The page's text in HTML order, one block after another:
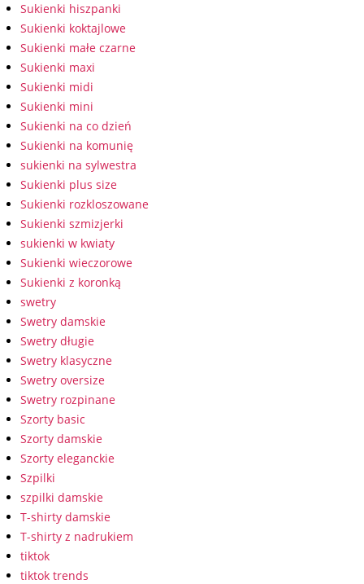
Sukienki hiszpanki
Sukienki koktajlowe
Sukienki małe czarne
Sukienki maxi
Sukienki midi
Sukienki mini
Sukienki na co dzień
Sukienki na komunię
sukienki na sylwestra
Sukienki plus size
Sukienki rozkloszowane
Sukienki szmizjerki
sukienki w kwiaty
Sukienki wieczorowe
Sukienki z koronką
swetry
Swetry damskie
Swetry długie
Swetry klasyczne
Swetry oversize
Swetry rozpinane
Szorty basic
Szorty damskie
Szorty eleganckie
Szpilki
szpilki damskie
T-shirty damskie
T-shirty z nadrukiem
tiktok
tiktok trends